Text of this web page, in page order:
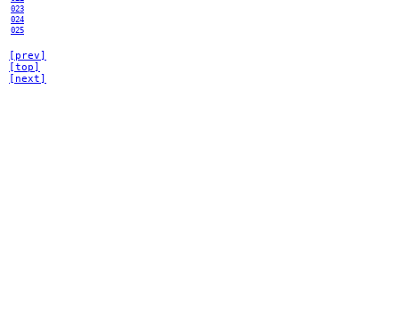
023
024
025
[prev]
[top]
[next]